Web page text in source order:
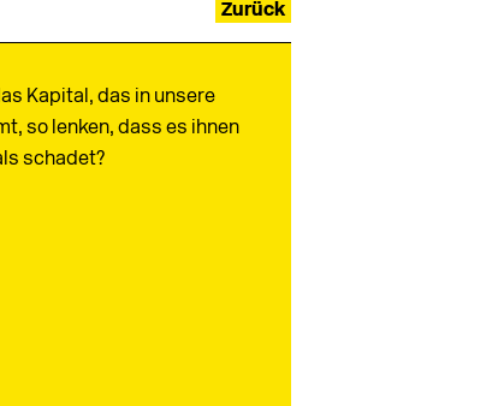
Zurück
Kapital, das in unsere
so lenken, dass es ihnen
schadet?